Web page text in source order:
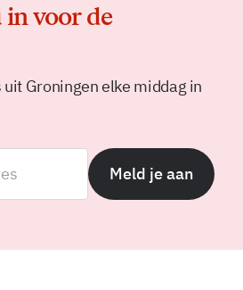
voor de
Groningen elke middag in
Meld je aan